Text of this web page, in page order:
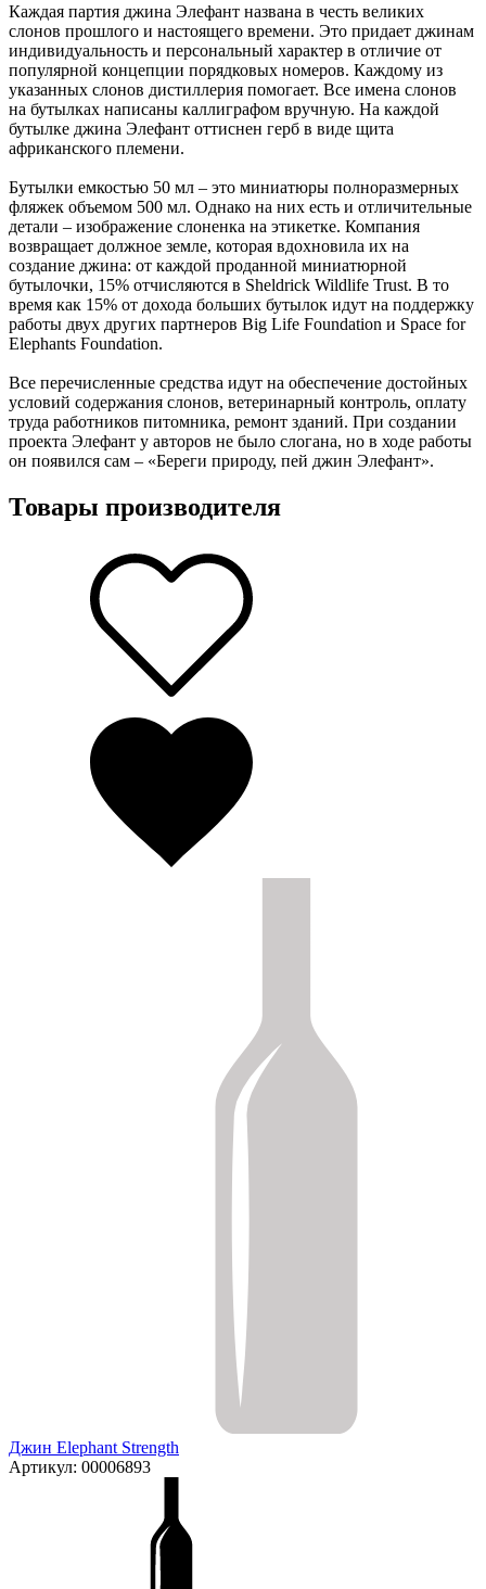
Каждая партия джина Элефант названа в честь великих
слонов прошлого и настоящего времени. Это придает джинам
индивидуальность и персональный характер в отличие от
популярной концепции порядковых номеров. Каждому из
указанных слонов дистиллерия помогает. Все имена слонов
на бутылках написаны каллиграфом вручную. На каждой
бутылке джина Элефант оттиснен герб в виде щита
африканского племени.
Бутылки емкостью 50 мл – это миниатюры полноразмерных
фляжек объемом 500 мл. Однако на них есть и отличительные
детали – изображение слоненка на этикетке. Компания
возвращает должное земле, которая вдохновила их на
создание джина: от каждой проданной миниатюрной
бутылочки, 15% отчисляются в Sheldrick Wildlife Trust. В то
время как 15% от дохода больших бутылок идут на поддержку
работы двух других партнеров Big Life Foundation и Space for
Elephants Foundation.
Все перечисленные средства идут на обеспечение достойных
условий содержания слонов, ветеринарный контроль, оплату
труда работников питомника, ремонт зданий. При создании
проекта Элефант у авторов не было слогана, но в ходе работы
он появился сам – «Береги природу, пей джин Элефант».
Товары производителя
Джин Elephant Strength
Артикул: 00006893